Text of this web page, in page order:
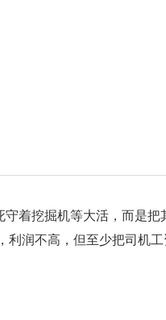
着挖掘机等大活，而是把
利润不高，但至少把司机工